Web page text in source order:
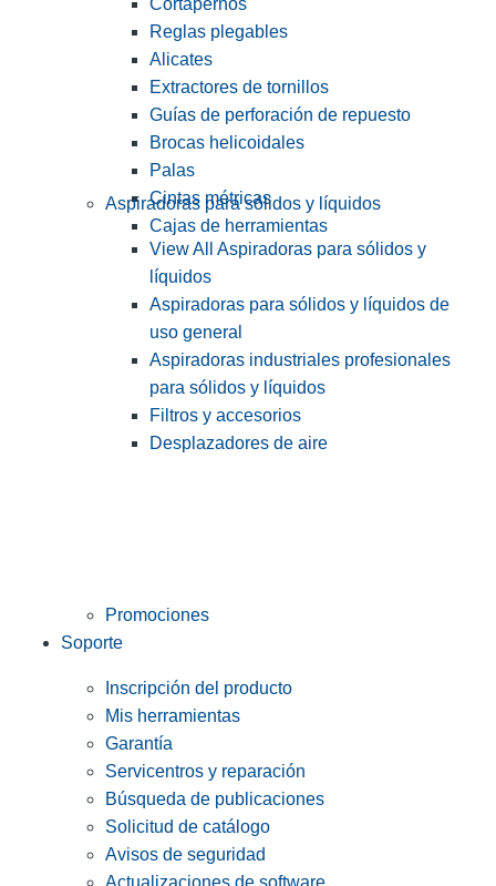
Cortapernos
Reglas plegables
Alicates
Extractores de tornillos
Guías de perforación de repuesto
Brocas helicoidales
Palas
Cintas métricas
Cajas de herramientas
Aspiradoras para sólidos y líquidos
View All Aspiradoras para sólidos y
líquidos
Aspiradoras para sólidos y líquidos de
uso general
Aspiradoras industriales profesionales
para sólidos y líquidos
Filtros y accesorios
Desplazadores de aire
Promociones
Soporte
Inscripción del producto
Mis herramientas
Garantía
Servicentros y reparación
Búsqueda de publicaciones
Solicitud de catálogo
Avisos de seguridad